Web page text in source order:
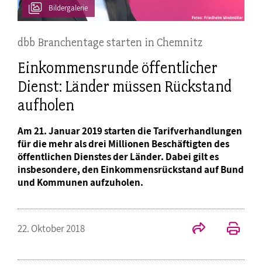
Bildergalerie
dbb Branchentage starten in Chemnitz
Einkommensrunde öffentlicher
Dienst: Länder müssen Rückstand
aufholen
Am 21. Januar 2019 starten die Tarifverhandlungen
für die mehr als drei Millionen Beschäftigten des
öffentlichen Dienstes der Länder. Dabei gilt es
insbesondere, den Einkommensrückstand auf Bund
und Kommunen aufzuholen.
22. Oktober 2018